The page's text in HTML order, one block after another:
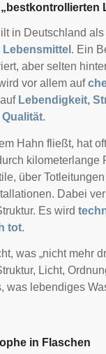
in Deutschland als
. Ein
aber selten
vor allem auf
Lebendigkeit,
.
Hahn fließt, hat
kilometerlange
über
Dabei
Es wird
tot.
was „nicht mehr
Licht,
was lebendiges
in Flaschen